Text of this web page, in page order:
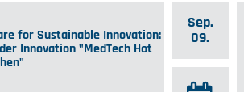
for Sustainable Innovation:
Innovation "MedTech Hot
Sep.
09.